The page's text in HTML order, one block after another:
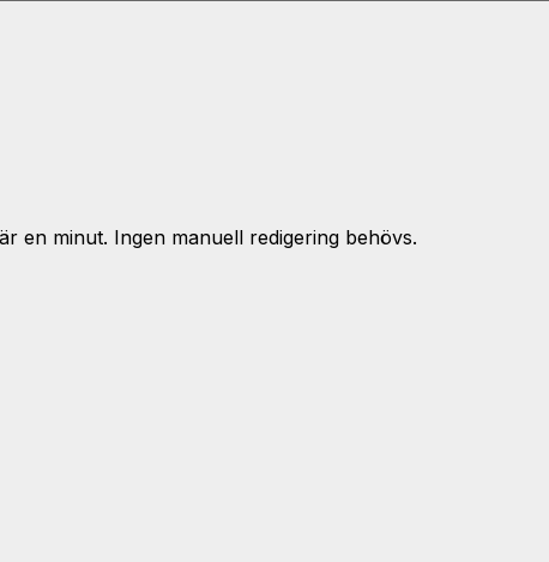
en minut. Ingen manuell redigering behövs.